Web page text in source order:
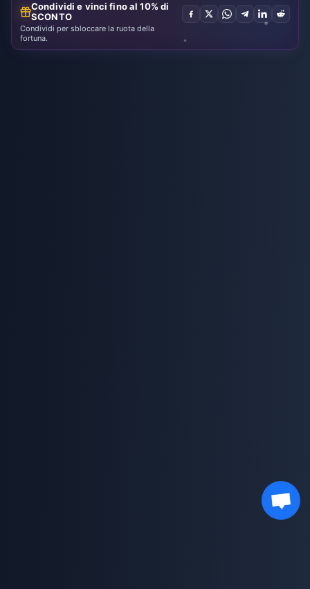
Condividi e vinci fino al 10% di
SCONTO
Condividi per sbloccare la ruota della
fortuna.